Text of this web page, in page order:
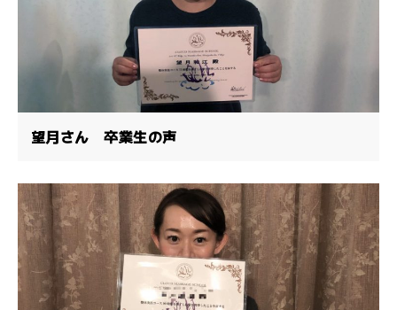
望月さん 卒業生の声